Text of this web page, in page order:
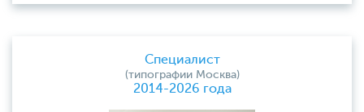
Специалист
(типографии Москва)
2014-2026 года